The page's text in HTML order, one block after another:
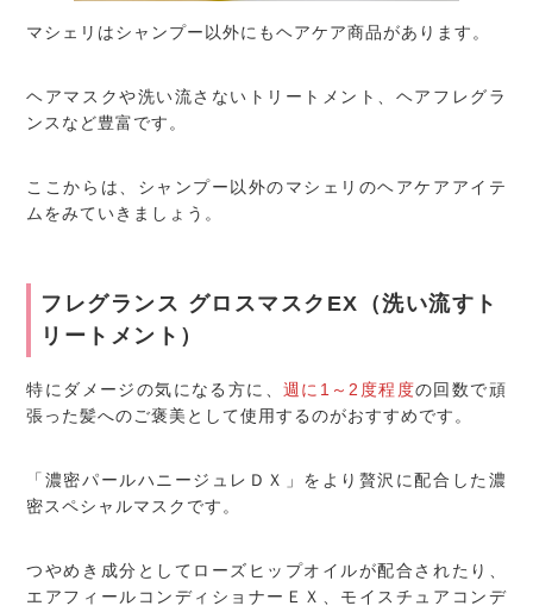
マシェリはシャンプー以外にもヘアケア商品があります。
ヘアマスクや洗い流さないトリートメント、ヘアフレグラ
ンスなど豊富です。
ここからは、シャンプー以外のマシェリのヘアケアアイテ
ムをみていきましょう。
フレグランス グロスマスクEX（洗い流すト
リートメント）
特にダメージの気になる方に、 週に1～2度程度の回数で頑
張った髪へのご褒美として使用するのがおすすめです。
「濃密パールハニージュレＤＸ」をより贅沢に配合した濃
密スペシャルマスクです。
つやめき成分としてローズヒップオイルが配合されたり、
エアフィールコンディショナーＥＸ、モイスチュアコンデ